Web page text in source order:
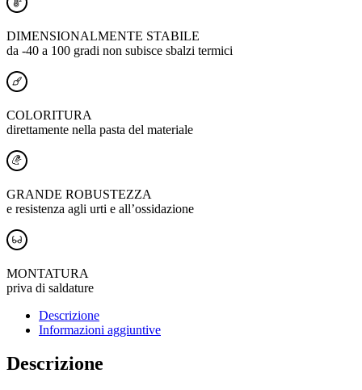
DIMENSIONALMENTE STABILE
da -40 a 100 gradi non subisce sbalzi termici
COLORITURA
direttamente nella pasta del materiale
GRANDE ROBUSTEZZA
e resistenza agli urti e all’ossidazione
MONTATURA
priva di saldature
Descrizione
Informazioni aggiuntive
Descrizione